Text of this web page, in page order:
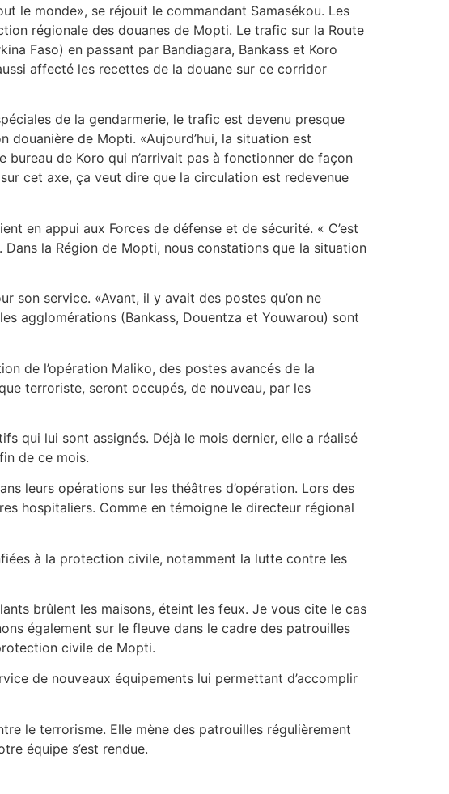
le monde», se réjouit le commandant Samasékou. Les
régionale des douanes de Mopti. Le trafic sur la Route
Faso) en passant par Bandiagara, Bankass et Koro
affecté les recettes de la douane sur ce corridor
de la gendarmerie, le trafic est devenu presque
douanière de Mopti. «Aujourd’hui, la situation est
bureau de Koro qui n’arrivait pas à fonctionner de façon
cet axe, ça veut dire que la circulation est redevenue
en appui aux Forces de défense et de sécurité. « C’est
la Région de Mopti, nous constations que la situation
son service. «Avant, il y avait des postes qu’on ne
agglomérations (Bankass, Douentza et Youwarou) sont
de l’opération Maliko, des postes avancés de la
terroriste, seront occupés, de nouveau, par les
qui lui sont assignés. Déjà le mois dernier, elle a réalisé
de ce mois.
leurs opérations sur les théâtres d’opération. Lors des
hospitaliers. Comme en témoigne le directeur régional
à la protection civile, notamment la lutte contre les
brûlent les maisons, éteint les feux. Je vous cite le cas
également sur le fleuve dans le cadre des patrouilles
civile de Mopti.
de nouveaux équipements lui permettant d’accomplir
le terrorisme. Elle mène des patrouilles régulièrement
équipe s’est rendue.